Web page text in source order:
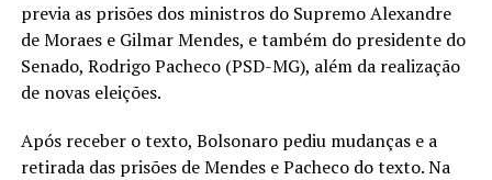
previa as prisões dos ministros do Supremo Alexandre
de Moraes e Gilmar Mendes, e também do presidente do
Senado, Rodrigo Pacheco (PSD-MG), além da realização
de novas eleições.
Após receber o texto, Bolsonaro pediu mudanças e a
retirada das prisões de Mendes e Pacheco do texto. Na